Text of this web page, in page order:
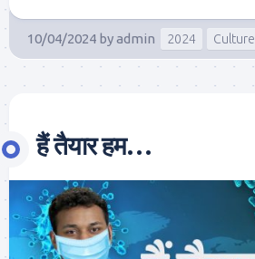
10/04/2024 byadmin 2024 Culture
हैं तैयार हम…